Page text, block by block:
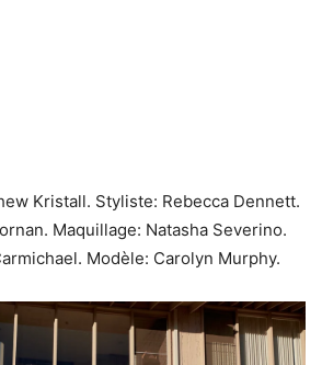
Kristall. Styliste: Rebecca Dennett.
Maquillage: Natasha Severino.
Modèle: Carolyn Murphy.